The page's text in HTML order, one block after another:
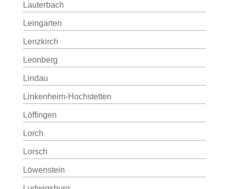
Lauterbach
Leingarten
Lenzkirch
Leonberg
Lindau
Linkenheim-Hochstetten
Löffingen
Lorch
Lorsch
Löwenstein